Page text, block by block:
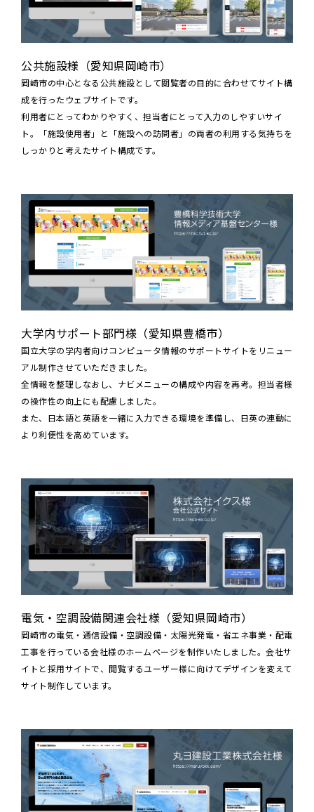
公共施設様（愛知県岡崎市）
岡崎市の中心となる公共施設として閲覧者の目的に合わせてサイト構
成を行ったウェブサイトです。
利用者にとってわかりやすく、担当者にとって入力のしやすいサイ
ト。「施設使用者」と「施設への訪問者」の両者の利用する気持ちを
しっかりと考えたサイト構成です。
大学内サポート部門様（愛知県豊橋市）
国立大学の学内者向けコンピュータ情報のサポートサイトをリニュー
アル制作させていただきました。
全情報を整理しなおし、ナビメニューの構成や内容を再考。担当者様
の操作性の向上にも配慮しました。
また、日本語と英語を一緒に入力できる環境を準備し、日英の連動に
より利便性を高めています。
電気・空調設備関連会社様（愛知県岡崎市）
岡崎市の電気・通信設備・空調設備・太陽光発電・省エネ事業・配電
工事を行っている会社様のホームページを制作いたしました。会社サ
イトと採用サイトで、閲覧するユーザー様に向けてデザインを変えて
サイト制作しています。